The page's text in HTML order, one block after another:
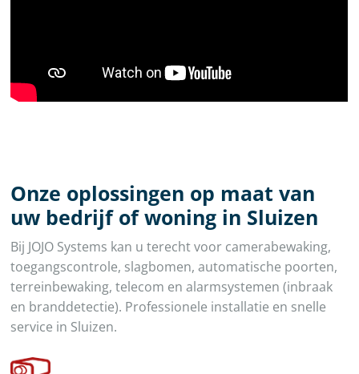
Onze oplossingen op maat van
uw bedrijf of woning in Sluizen
Bij JOJO Systems kan u terecht voor camerabewaking,
toegangscontrole, slagbomen, automatische poorten,
terreinbewaking, telecom en alarmsystemen (inbraak
en branddetectie). Professionele installatie en snelle
service in Sluizen.